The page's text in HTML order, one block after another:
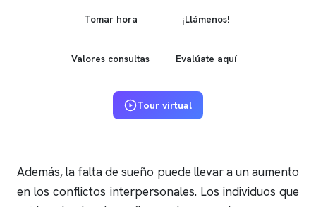
Tomar hora ¡Llámenos!
Valores consultas Evalúate aquí
Tour virtual
Además, la falta de sueño puede llevar a un aumento
en los conflictos interpersonales. Los individuos que